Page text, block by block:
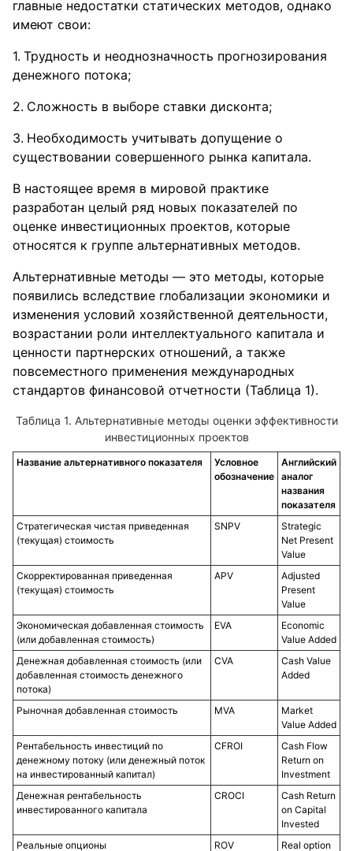
главные недостатки статических методов, однако
имеют свои:
Трудность и неоднозначность прогнозирования
денежного потока;
Сложность в выборе ставки дисконта;
Необходимость учитывать допущение о
существовании совершенного рынка капитала.
В настоящее время в мировой практике
разработан целый ряд новых показателей по
оценке инвестиционных проектов, которые
относятся к группе альтернативных методов.
Альтернативные методы — это методы, которые
появились вследствие глобализации экономики и
изменения условий хозяйственной деятельности,
возрастании роли интеллектуального капитала и
ценности партнерских отношений, а также
повсеместного применения международных
стандартов финансовой отчетности (Таблица 1).
Таблица 1. Альтернативные методы оценки эффективности
инвестиционных проектов
Название альтернативного показателя
Условное
обозначение
Английский
аналог
названия
показателя
Стратегическая чистая приведенная
(текущая) стоимость
SNPV
Strategic
Net Present
Value
Скорректированная приведенная
(текущая) стоимость
APV
Adjusted
Present
Value
Экономическая добавленная стоимость
(или добавленная стоимость)
EVA
Economic
Value Added
Денежная добавленная стоимость (или
добавленная стоимость денежного
потока)
CVA
Cash Value
Added
Рыночная добавленная стоимость MVA
Market
Value Added
Рентабельность инвестиций по
денежному потоку (или денежный поток
на инвестированный капитал)
CFROI
Cash Flow
Return on
Investment
Денежная рентабельность
инвестированного капитала
CROCI
Cash Return
on Capital
Invested
Реальные опционы
ROV
Real option